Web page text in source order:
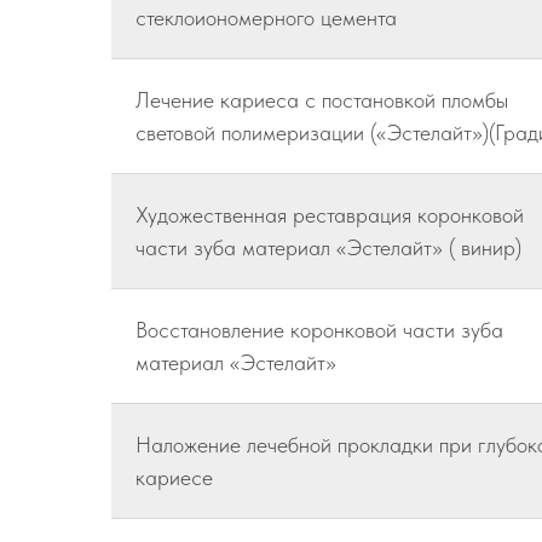
стеклоиономерного цемента
Лечение кариеса с постановкой пломбы
световой полимеризации
Художественная реставрация коронковой
части зуба материал «Эстелайт» ( винир)
Восстановление коронковой части зуба
материал «Эстелайт»
Наложение лечебной прокладки при
кариесе